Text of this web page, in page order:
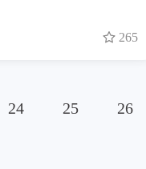
265
24 25 26